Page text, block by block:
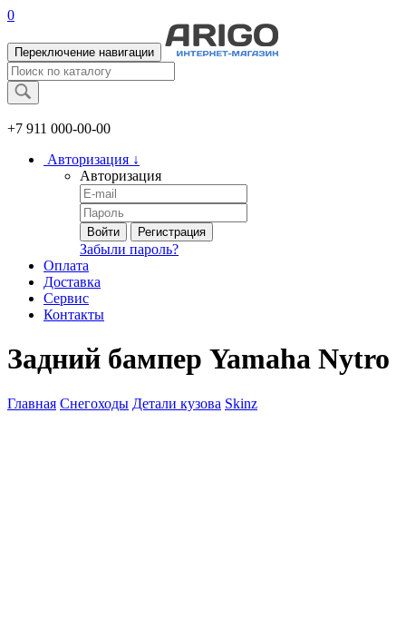
0
Переключение навигации
+7 911 000-00-00
Авторизация ↓
Авторизация
Войти Регистрация
Забыли пароль?
Оплата
Доставка
Сервис
Контакты
Задний бампер Yamaha Nytro
Главная Снегоходы Детали кузова Skinz